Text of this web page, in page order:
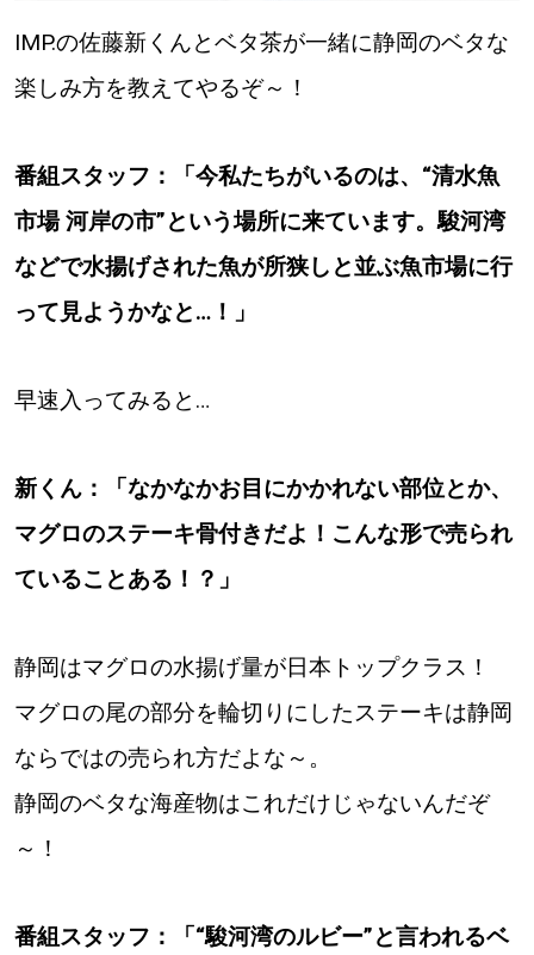
運営会社 広告掲載
情報提供・お問い合わせ 利用規約
プライバシーポリシー
閉じる
IMP.の佐藤新くんとベタ茶が一緒に静岡のベタな
楽しみ方を教えてやるぞ～！
番組スタッフ：「今私たちがいるのは、“清水魚
市場 河岸の市”という場所に来ています。駿河湾
などで水揚げされた魚が所狭しと並ぶ魚市場に行
って見ようかなと…！」
早速入ってみると…
新くん：「なかなかお目にかかれない部位とか、
マグロのステーキ骨付きだよ！こんな形で売られ
ていることある！？」
静岡はマグロの水揚げ量が日本トップクラス！
マグロの尾の部分を輪切りにしたステーキは静岡
ならではの売られ方だよな～。
静岡のベタな海産物はこれだけじゃないんだぞ
～！
番組スタッフ：「“駿河湾のルビー”と言われるベ